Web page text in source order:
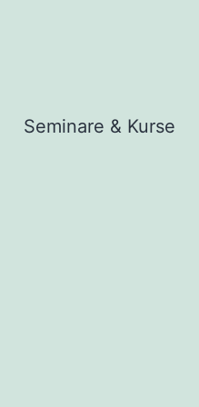
Seminare & Kurse